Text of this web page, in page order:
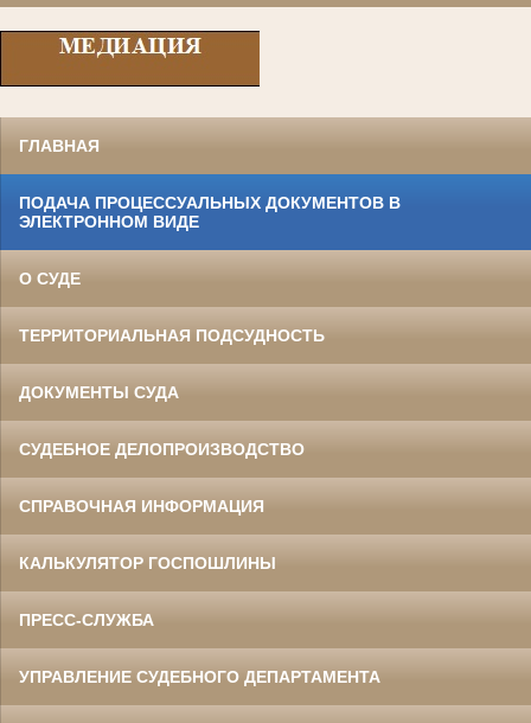
ГЛАВНАЯ
ПОДАЧА ПРОЦЕССУАЛЬНЫХ ДОКУМЕНТОВ В
ЭЛЕКТРОННОМ ВИДЕ
О СУДЕ
ТЕРРИТОРИАЛЬНАЯ ПОДСУДНОСТЬ
ДОКУМЕНТЫ СУДА
СУДЕБНОЕ ДЕЛОПРОИЗВОДСТВО
СПРАВОЧНАЯ ИНФОРМАЦИЯ
КАЛЬКУЛЯТОР ГОСПОШЛИНЫ
ПРЕСС-СЛУЖБА
УПРАВЛЕНИЕ СУДЕБНОГО ДЕПАРТАМЕНТА